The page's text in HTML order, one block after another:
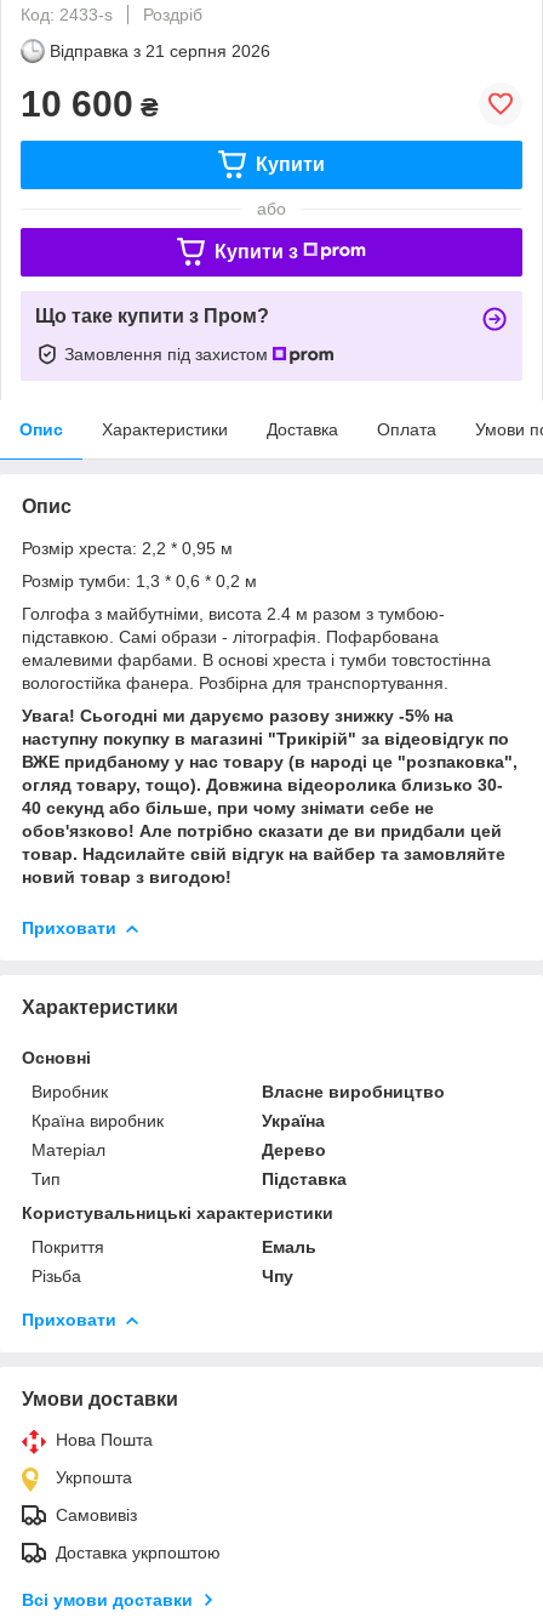
Код: 2433-s
Роздріб
Відправка з 21 серпня 2026
10 600 ₴
Купити
або
Купити з
Що таке купити з Пром?
Замовлення під захистом
Опис Характеристики Доставка Оплата Умови
Опис
Розмір хреста: 2,2 * 0,95 м
Розмір тумби: 1,3 * 0,6 * 0,2 м
Голгофа з майбутніми, висота 2.4 м разом з тумбою-
підставкою. Самі образи - літографія. Пофарбована
емалевими фарбами. В основі хреста і тумби товстостінна
вологостійка фанера. Розбірна для транспортування.
Увага! Сьогодні ми даруємо разову знижку -5% на
наступну покупку в магазині "Трикірій" за відеовідгук по
ВЖЕ придбаному у нас товару (в народі це "розпаковка",
огляд товару, тощо). Довжина відеоролика близько 30-
40 секунд або більше, при чому знімати себе не
обов'язково! Але потрібно сказати де ви придбали цей
товар. Надсилайте свій відгук на вайбер та замовляйте
новий товар з вигодою!
Приховати
Характеристики
Основні
Виробник
Власне виробництво
Країна виробник
Україна
Матеріал
Дерево
Тип
Підставка
Користувальницькі характеристики
Покриття
Емаль
Різьба
Чпу
Приховати
Умови доставки
Нова Пошта
Укрпошта
Самовивіз
Доставка укрпоштою
Всі умови доставки